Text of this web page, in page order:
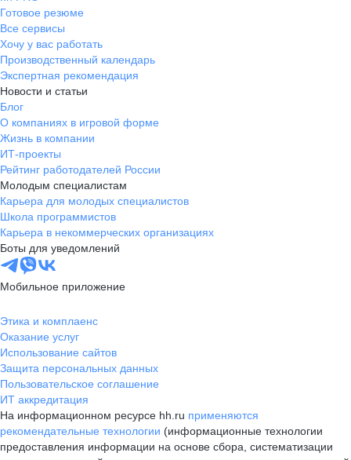
Готовое резюме
Все сервисы
Хочу у вас работать
Производственный календарь
Экспертная рекомендация
Новости и статьи
Блог
О компаниях в игровой форме
Жизнь в компании
ИТ-проекты
Рейтинг работодателей России
Молодым специалистам
Карьера для молодых специалистов
Школа программистов
Карьера в некоммерческих организациях
Боты для уведомлений
Мобильное приложение
Этика и комплаенс
Оказание услуг
Использование сайтов
Защита персональных данных
Пользовательское соглашение
ИТ аккредитация
На информационном ресурсе hh.ru применяются
рекомендательные технологии (информационные технологии
предоставления информации на основе сбора, систематизации